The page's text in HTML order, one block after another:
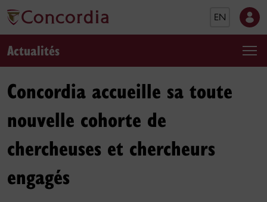
EN
Actualités
Concordia accueille sa toute
nouvelle cohorte de
chercheuses et chercheurs
engagés